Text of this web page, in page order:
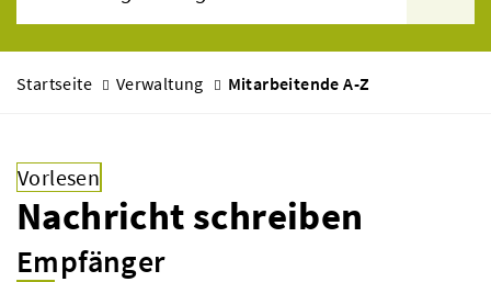
Startseite Verwaltung Mitarbeitende A-Z
Vorlesen
Nachricht schreiben
Empfänger